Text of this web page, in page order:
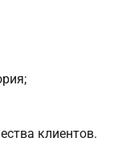
клиентов.